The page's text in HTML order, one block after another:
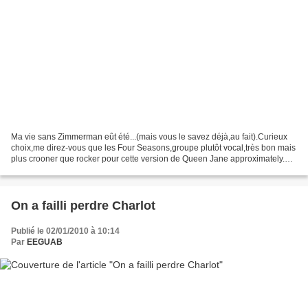
Ma vie sans Zimmerman eût été...(mais vous le savez déjà,au fait).Curieux
choix,me direz-vous que les Four Seasons,groupe plutôt vocal,très bon mais
plus crooner que rocker pour cette version de Queen Jane approximately.
On a failli perdre Charlot
Publié le 02/01/2010 à 10:14
Par EEGUAB